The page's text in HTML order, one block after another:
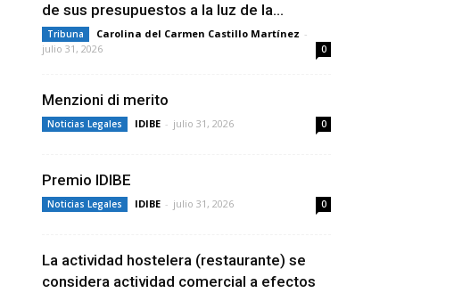
de sus presupuestos a la luz de la...
Tribuna Carolina del Carmen Castillo Martínez -
julio 31, 2026
0
Menzioni di merito
Noticias Legales IDIBE - julio 31, 2026 0
Premio IDIBE
Noticias Legales IDIBE - julio 31, 2026 0
La actividad hostelera (restaurante) se
considera actividad comercial a efectos